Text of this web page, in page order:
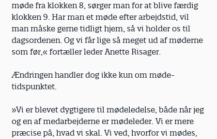
møde fra klokken 8, sørger man for at blive færdig
klokken 9. Har man et møde efter arbejdstid, vil
man måske gerne tidligt hjem, så vi holder os til
dagsordenen. Og vi får lige så meget ud af møderne
som før,« fortæller leder Anette Risager.
Ændringen handler dog ikke kun om møde­
tidspunktet.
»Vi er blevet dygtigere til mødeledelse, både når jeg
og en af medarbejderne er mødeleder. Vi er mere
præcise på, hvad vi skal. Vi ved, hvorfor vi mødes,